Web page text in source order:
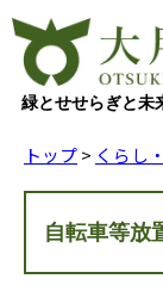
緑とせせらぎと未
トップ> くらし
自転車等放